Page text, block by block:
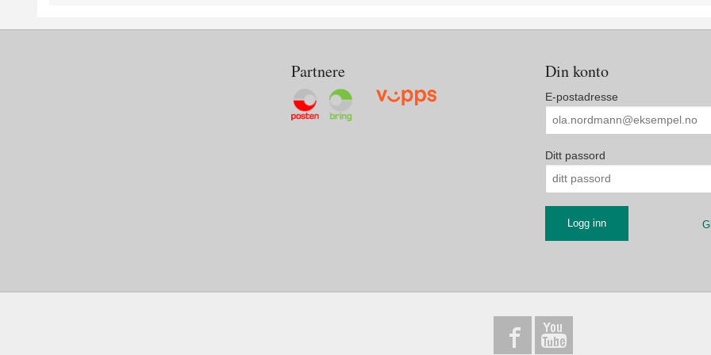
Partnere Din konto
E-postadresse
Ditt passord